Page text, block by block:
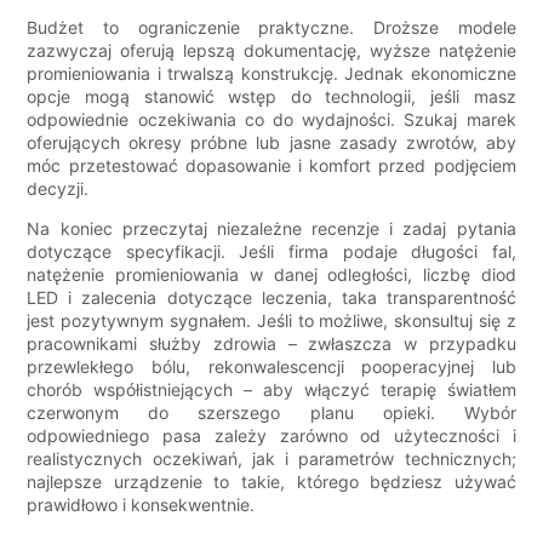
Budżet to ograniczenie praktyczne. Droższe modele
zazwyczaj oferują lepszą dokumentację, wyższe natężenie
promieniowania i trwalszą konstrukcję. Jednak ekonomiczne
opcje mogą stanowić wstęp do technologii, jeśli masz
odpowiednie oczekiwania co do wydajności. Szukaj marek
oferujących okresy próbne lub jasne zasady zwrotów, aby
móc przetestować dopasowanie i komfort przed podjęciem
decyzji.
Na koniec przeczytaj niezależne recenzje i zadaj pytania
dotyczące specyfikacji. Jeśli firma podaje długości fal,
natężenie promieniowania w danej odległości, liczbę diod
LED i zalecenia dotyczące leczenia, taka transparentność
jest pozytywnym sygnałem. Jeśli to możliwe, skonsultuj się z
pracownikami służby zdrowia – zwłaszcza w przypadku
przewlekłego bólu, rekonwalescencji pooperacyjnej lub
chorób współistniejących – aby włączyć terapię światłem
czerwonym do szerszego planu opieki. Wybór
odpowiedniego pasa zależy zarówno od użyteczności i
realistycznych oczekiwań, jak i parametrów technicznych;
najlepsze urządzenie to takie, którego będziesz używać
prawidłowo i konsekwentnie.